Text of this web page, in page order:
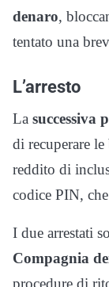
denaro,
tentato una
L’arresto
La successiva
di recuperare le
reddito di
codice PIN,
I due arrestati
Compagnia
procedure di